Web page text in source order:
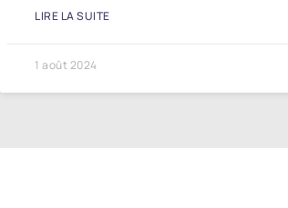
LIRE LA SUITE
1 août 2024